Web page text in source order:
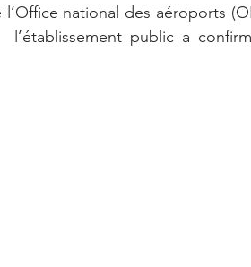
l’Office national des aéroports
l’établissement public a